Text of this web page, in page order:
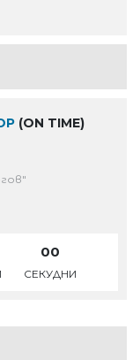
(ON TIME)
00
СЕКУДНИ